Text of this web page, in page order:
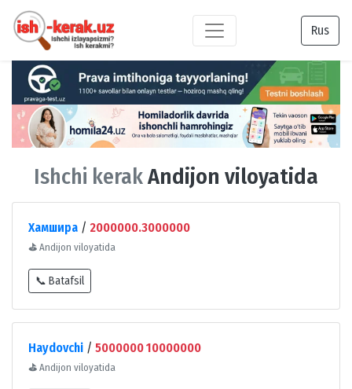
Rus
Ishchi kerakAndijon viloyatida
Хамшира / 2000000.3000000
⛳ Andijon viloyatida
📞 Batafsil
Haydovchi / 5000000 10000000
⛳ Andijon viloyatida